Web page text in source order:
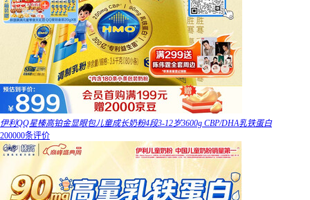
伊利QQ星榛高铂金显眼包儿童成长奶粉4段3-12岁3600g CBP/DHA乳铁蛋白
200000条评价